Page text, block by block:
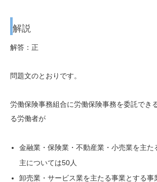
解説
解答：正
問題文のとおりです。
労働保険事務組合に労働保険事務を委託でき
る労働者が
金融業・保険業・不動産業・小売業を主た
主については50人
卸売業・サービス業を主たる事業とする事